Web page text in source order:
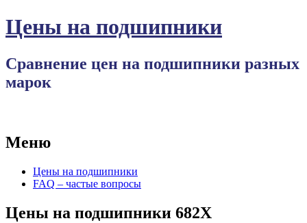
Цены на подшипники
Сравнение цен на подшипники разных
марок
Меню
ПерейтиЦены на подшипники
FAQ – частые вопросы
Цены на подшипники 682X